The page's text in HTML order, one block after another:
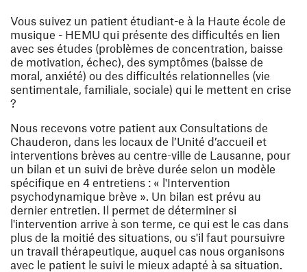
Vous suivez un patient étudiant-e à la Haute école de
musique - HEMU qui présente des difficultés en lien
avec ses études (problèmes de concentration, baisse
de motivation, échec), des symptômes (baisse de
moral, anxiété) ou des difficultés relationnelles (vie
sentimentale, familiale, sociale) qui le mettent en crise
?
Nous recevons votre patient aux Consultations de
Chauderon, dans les locaux de l’Unité d’accueil et
interventions brèves au centre-ville de Lausanne, pour
un bilan et un suivi de brève durée selon un modèle
spécifique en 4 entretiens : « l'Intervention
psychodynamique brève ». Un bilan est prévu au
dernier entretien. Il permet de déterminer si
l'intervention arrive à son terme, ce qui est le cas dans
plus de la moitié des situations, ou s'il faut poursuivre
un travail thérapeutique, auquel cas nous organisons
avec le patient le suivi le mieux adapté à sa situation.